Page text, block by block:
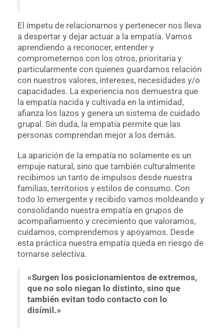
El ímpetu de relacionarnos y pertenecer nos lleva
a despertar y dejar actuar a la empatía. Vamos
aprendiendo a reconocer, entender y
comprometernos con los otros, prioritaria y
particularmente con quienes guardamos relación
con nuestros valores, intereses, necesidades y/o
capacidades. La experiencia nos demuestra que
la empatía nacida y cultivada en la intimidad,
afianza los lazos y genera un sistema de cuidado
grupal. Sin duda, la empatía permite que las
personas comprendan mejor a los demás.
La aparición de la empatía no solamente es un
empuje natural, sino que también culturalmente
recibimos un tanto de impulsos desde nuestra
familias, territorios y estilos de consumo. Con
todo lo emergente y recibido vamos moldeando y
consolidando nuestra empatía en grupos de
acompañamiento y crecimiento que valoramos,
cuidamos, comprendemos y apoyamos. Desde
esta práctica nuestra empatía queda en riesgo de
tornarse selectiva.
«Surgen los posicionamientos de extremos,
que no solo niegan lo distinto, sino que
también evitan todo contacto con lo
disímil.»